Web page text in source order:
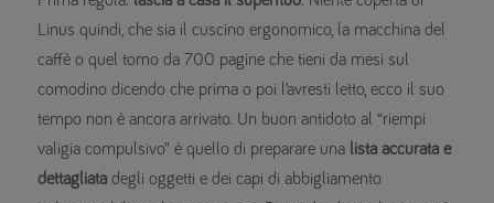
Linus quindi, che sia il cuscino ergonomico, la macchina del
caffè o quel tomo da 700 pagine che tieni da mesi sul
comodino dicendo che prima o poi l’avresti letto, ecco il suo
tempo non è ancora arrivato. Un buon antidoto al “riempi
valigia compulsivo” è quello di preparare una lista accurata e
dettagliata degli oggetti e dei capi di abbigliamento